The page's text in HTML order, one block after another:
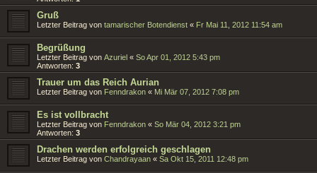
Gruß
Letzter Beitrag von tamarischer Botendienst « Fr Mai 11, 2012 11:54 am
Begrüßung
Letzter Beitrag von Azuriel « So Apr 01, 2012 5:43 pm
Antworten: 3
Trauer um das Reich Aurian
Letzter Beitrag von Fenndrakon « Mi Mär 07, 2012 7:08 pm
Es ist vollbracht
Letzter Beitrag von Fenndrakon « So Mär 04, 2012 3:21 pm
Antworten: 3
Drachen werden erfolgreich geschlagen
Letzter Beitrag von Chandrayaan « Sa Okt 15, 2011 12:48 pm